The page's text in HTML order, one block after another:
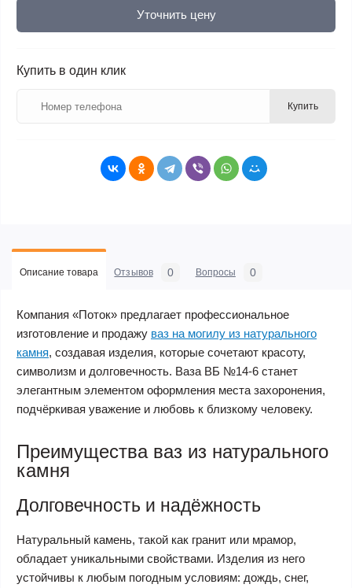
Уточнить цену
Купить в один клик
Купить
Описание товара Отзывов 0 Вопросы 0
Компания «Поток» предлагает профессиональное
изготовление и продажу ваз на могилу из натурального
камня, создавая изделия, которые сочетают красоту,
символизм и долговечность. Ваза ВБ №14-6 станет
элегантным элементом оформления места захоронения,
подчёркивая уважение и любовь к близкому человеку.
Преимущества ваз из натурального
камня
Долговечность и надёжность
Натуральный камень, такой как гранит или мрамор,
обладает уникальными свойствами. Изделия из него
устойчивы к любым погодным условиям: дождь, снег,